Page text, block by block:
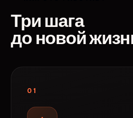
Три шага
до новой
01